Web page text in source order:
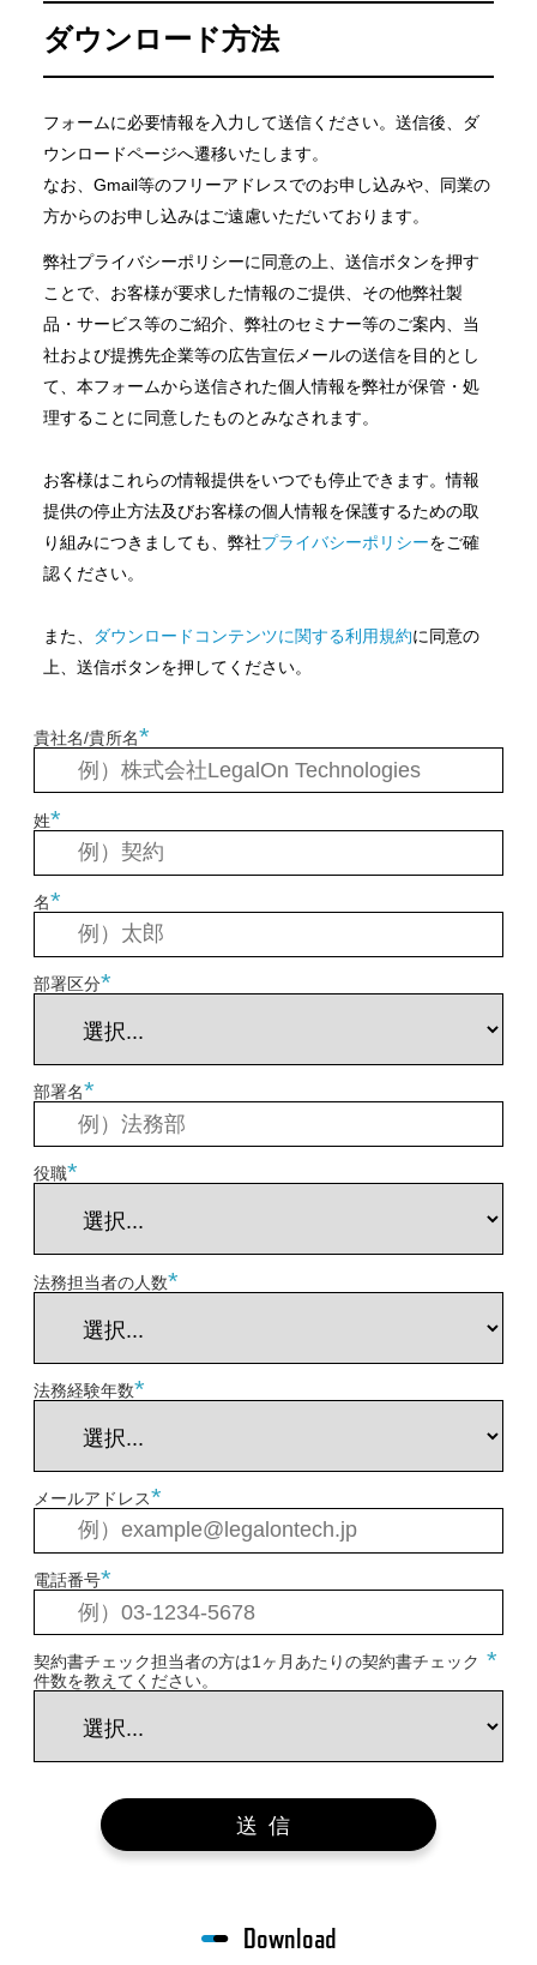
ダウンロード方法
フォームに必要情報を入力して送信ください。送信後、ダ
ウンロードページへ遷移いたします。
なお、Gmail等のフリーアドレスでのお申し込みや、同業の
方からのお申し込みはご遠慮いただいております。
弊社プライバシーポリシーに同意の上、送信ボタンを押す
ことで、お客様が要求した情報のご提供、その他弊社製
品・サービス等のご紹介、弊社のセミナー等のご案内、当
社および提携先企業等の広告宣伝メールの送信を目的とし
て、本フォームから送信された個人情報を弊社が保管・処
理することに同意したものとみなされます。
お客様はこれらの情報提供をいつでも停止できます。情報
提供の停止方法及びお客様の個人情報を保護するための取
り組みにつきましても、弊社プライバシーポリシーをご確
認ください。
また、 ダウンロードコンテンツに関する利用規約に同意の
上、送信ボタンを押してください。
*
貴社名/貴所名
*
姓
*
名
*
部署区分
*
部署名
*
役職
*
法務担当者の人数
*
法務経験年数
*
メールアドレス
*
電話番号
*
契約書チェック担当者の方は1ヶ月あたりの契約書チェック
件数を教えてください。
送信
Download